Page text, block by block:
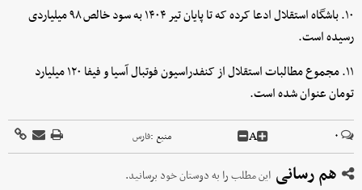
۱۰. باشگاه استقلال ادعا کرده که تا پایان تیر ۱۴۰۴ به سود خالص ۹۸ میلیاردی
رسیده است.
۱۱. مجموع مطالبات استقلال از کنفدراسیون فوتبال آسیا و فیفا ۱۲۰ میلیارد
تومان عنوان شده است.
۰ A منبع :فارس
هم رسانی این مطلب را به دوستان خود برسانید.